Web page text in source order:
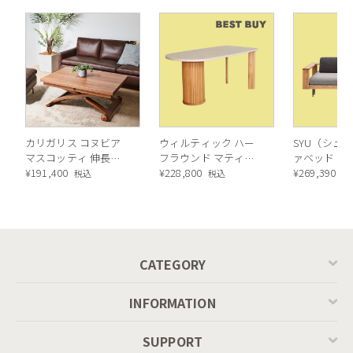
カリガリス コヌビア
マスコッティ 伸長・
昇降式テーブル ／
¥191,400 税込
ウィルティック ハー
フラウンド マティエ
ラ塗装 ダイニングテ
¥228,800 税込
SYU（シュ
ァベッド（
ル）190cm
¥269,390
CATEGORY
INFORMATION
SUPPORT